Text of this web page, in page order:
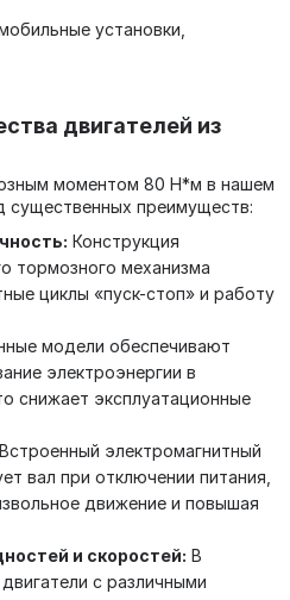
установки,
двигателей из
моментом 80 Н*м в нашем
существенных преимуществ:
Конструкция
тормозного механизма
циклы «пуск-стоп» и работу
модели обеспечивают
электроэнергии в
снижает эксплуатационные
Встроенный электромагнитный
вал при отключении питания,
движение и повышая
и скоростей: В
с различными